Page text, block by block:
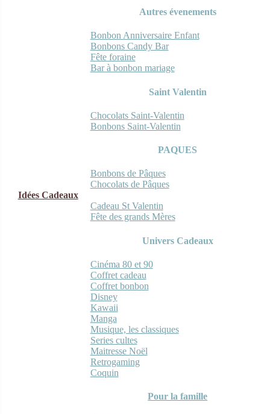
Autres évenements
Bonbon Anniversaire Enfant
Bonbons Candy Bar
Fête foraine
Bar à bonbon mariage
Saint Valentin
Chocolats Saint-Valentin
Bonbons Saint-Valentin
PAQUES
Bonbons de Pâques
Chocolats de Pâques
Idées Cadeaux
Cadeau St Valentin
Fête des grands Mères
Univers Cadeaux
Cinéma 80 et 90
Coffret cadeau
Coffret bonbon
Disney
Kawaii
Manga
Musique, les classiques
Series cultes
Maitresse Noël
Retrogaming
Coquin
Pour la famille